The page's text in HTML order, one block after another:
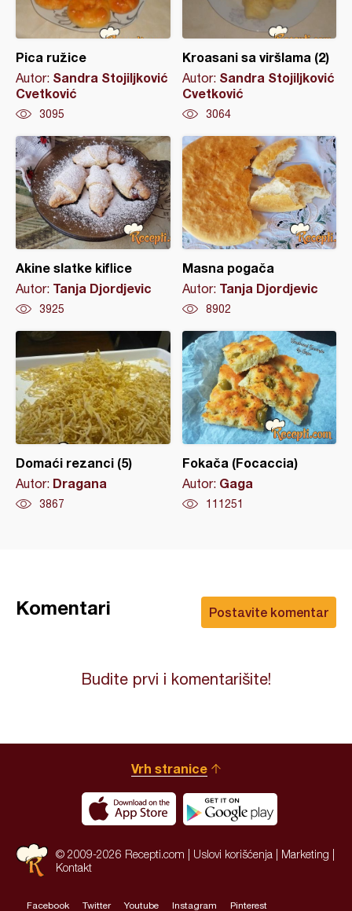
Pica ružice
Autor: Sandra Stojiljković
Cvetković
3095
Kroasani sa viršlama (2)
Autor: Sandra Stojiljković
Cvetković
3064
Akine slatke kiflice
Autor: Tanja Djordjevic
3925
Masna pogača
Autor: Tanja Djordjevic
8902
Domaći rezanci (5)
Autor: Dragana
3867
Fokača (Focaccia)
Autor: Gaga
111251
Postavite komentar
Komentari
Budite prvi i komentarišite!
Vrh stranice
© 2009-2026 Recepti.com | Uslovi korišćenja Marketing
Kontakt
Facebook Twitter Youtube Instagram Pinterest